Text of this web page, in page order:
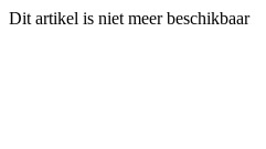
Dit artikel is niet meer beschikbaar